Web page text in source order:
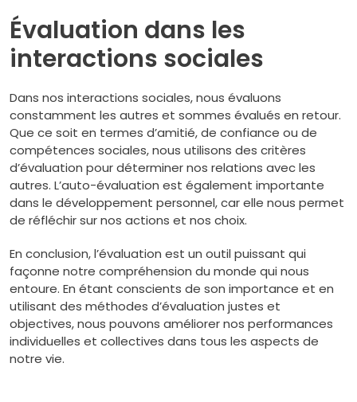
Évaluation dans les
interactions sociales
Dans nos interactions sociales, nous évaluons
constamment les autres et sommes évalués en retour.
Que ce soit en termes d’amitié, de confiance ou de
compétences sociales, nous utilisons des critères
d’évaluation pour déterminer nos relations avec les
autres. L’auto-évaluation est également importante
dans le développement personnel, car elle nous permet
de réfléchir sur nos actions et nos choix.
En conclusion, l’évaluation est un outil puissant qui
façonne notre compréhension du monde qui nous
entoure. En étant conscients de son importance et en
utilisant des méthodes d’évaluation justes et
objectives, nous pouvons améliorer nos performances
individuelles et collectives dans tous les aspects de
notre vie.